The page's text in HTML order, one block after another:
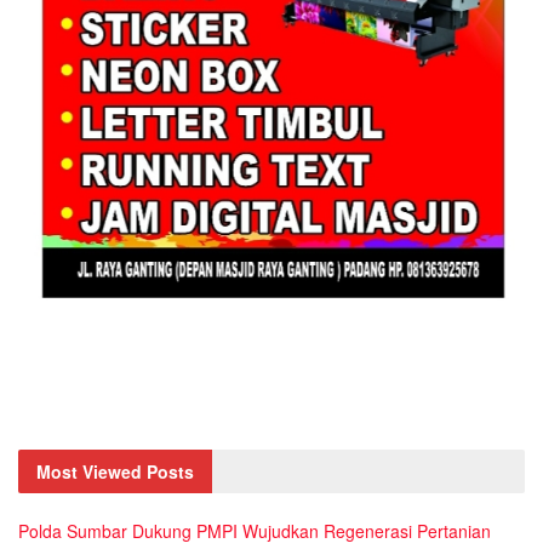
Most Viewed Posts
Polda Sumbar Dukung PMPI Wujudkan Regenerasi Pertanian